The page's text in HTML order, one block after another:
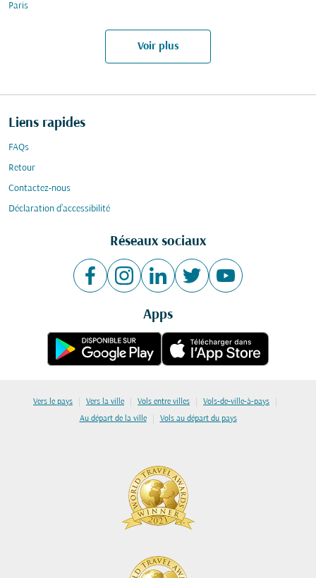
Paris
Voir plus
Liens rapides
FAQs
Retour
Contactez-nous
Déclaration d’accessibilité
Réseaux sociaux
Apps
Vers le pays | Vers la ville | Vols entre villes | Vols-de-ville-à-pays |
Au départ de la ville | Vols au départ du pays